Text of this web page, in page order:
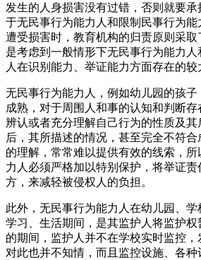
发生的人身损害没有过错，否则就要
于无民事行为能力人和限制民事行为能
遭受损害时，教育机构的归责原则采
是考虑到一般情形下无民事行为能力
人在识别能力、举证能力方面存在的较
无民事行为能力人，例如幼儿园的孩
成熟，对于周围人和事的认知和判断
辨认或者充分理解自己行为的性质及
后，其所描述的情况，甚至完全不符
的理解，常常难以提供有效的线索，
力人必须严格加以特别保护，将举证
方，来减轻被侵权人的负担。
此外，无民事行为能力人在幼儿园、
学习、生活期间，是其监护人将监护
的期间，监护人并不在学校实时监控，
对此也并不知情，而且监控设施、各